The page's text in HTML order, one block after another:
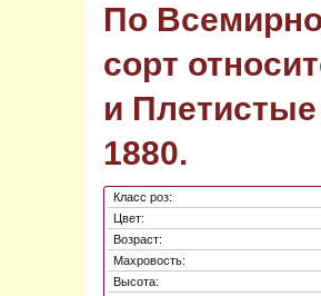
По
сорт
и
1880.
Класс роз:
Цвет:
Возраст:
Махровость:
Высота: